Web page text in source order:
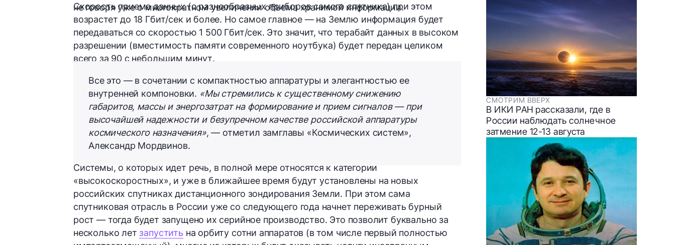
не говоря уже о многократном увеличении объема хранимой информации.
Скорость приема данных (с разнообразных приборов самого спутника) при этом
возрастет до 18 Гбит/сек и более. Но самое главное — на Землю информация будет
передаваться со скоростью 1 500 Гбит/сек. Это значит, что терабайт данных в высоком
разрешении (вместимость памяти современного ноутбука) будет передан целиком
всего за 90 с небольшим минут.
Все это — в сочетании с компактностью аппаратуры и элегантностью ее
внутренней компоновки. «Мы стремились к существенному снижению
габаритов, массы и энергозатрат на формирование и прием сигналов — при
высочайшей надежности и безупречном качестве российской аппаратуры
космического назначения», — отметил замглавы «Космических систем»,
Александр Мордвинов.
Системы, о которых идет речь, в полной мере относятся к категории
«высокоскоростных», и уже в ближайшее время будут установлены на новых
российских спутниках дистанционного зондирования Земли. При этом сама
спутниковая отрасль в России уже со следующего года начнет переживать бурный
рост — тогда будет запущено их серийное производство. Это позволит буквально за
несколько лет запустить на орбиту сотни аппаратов (в том числе первый полностью
СМОТРИМ ВВЕРХ
В ИКИ РАН рассказали, где в
России наблюдать солнечное
затмение 12-13 августа